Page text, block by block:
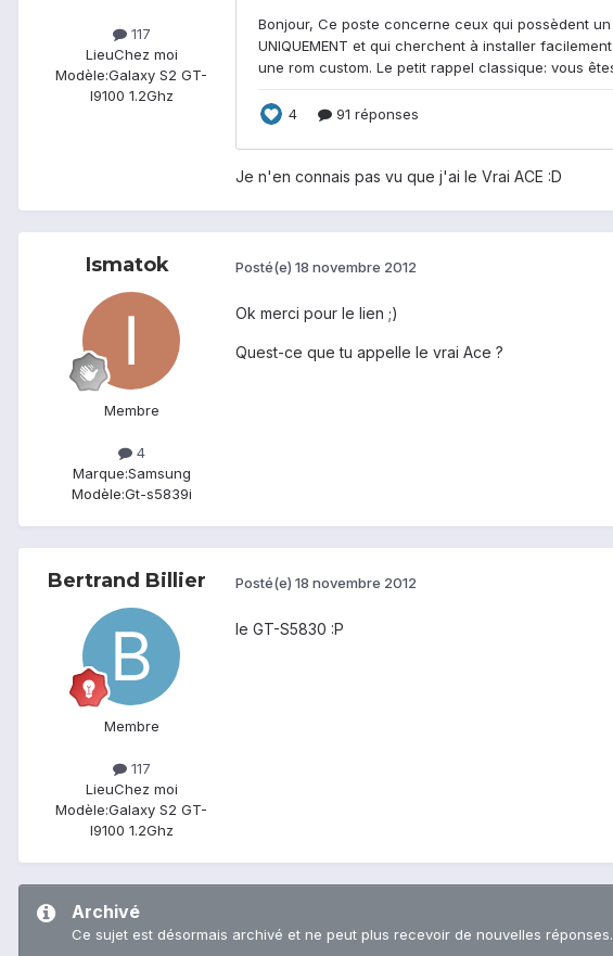
117
LieuChez moi
Modèle:Galaxy S2 GT-
I9100 1.2Ghz
Je n'en connais pas vu que j'ai le Vrai ACE :D
Ismatok
Membre
4
Marque:Samsung
Modèle:Gt-s5839i
Posté(e) 18 novembre 2012
Ok merci pour le lien ;)
Quest-ce que tu appelle le vrai Ace ?
Bertrand Billier
Membre
117
LieuChez moi
Modèle:Galaxy S2 GT-
I9100 1.2Ghz
Posté(e) 18 novembre 2012
le GT-S5830 :P
Archivé
Ce sujet est désormais archivé et ne peut plus recevoir de nouvelles réponses.